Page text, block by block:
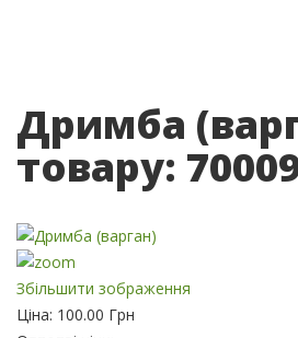
Дримба
товару:
Збільшити зображення
Ціна: 100.00 Грн